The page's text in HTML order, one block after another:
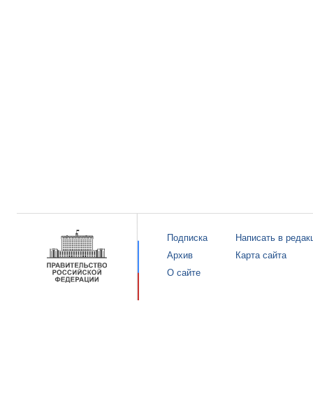
Подписка
Архив
О сайте
Написать в
Карта сайта